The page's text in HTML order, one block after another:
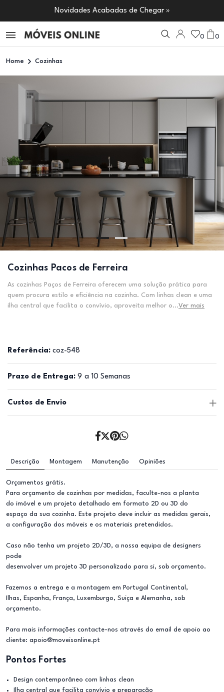
Novidades Acabadas de Chegar »
0 0
Home Cozinhas
Cozinhas Pacos de Ferreira
As cozinhas Paços de Ferreira oferecem uma solução prática para
quem procura estilo e eficiência na cozinha. Com linhas clean e uma
ilha central que facilita o convívio, aproveita melhor o...Ver mais
Referência: coz-548
Prazo de Entrega: 9 a 10 Semanas
Custos de Envio
Descrição Montagem Manutenção Opiniões
Orçamentos grátis.
Para orçamento de cozinhas por medidas, faculte-nos a planta
do imóvel e um projeto detalhado em formato 2D ou 3D do
espaço da sua cozinha. Este projeto deve incluir as medidas gerais,
a configuração dos móveis e os materiais pretendidos.
Caso não tenha um projeto 2D/3D, a nossa equipa de designers
pode
desenvolver um projeto 3D personalizado para si, sob orçamento.
Fazemos a entrega e a montagem em Portugal Continental,
Ilhas, Espanha, França, Luxemburgo, Suiça e Alemanha, sob
orçamento.
Para mais informações contacte-nos através do email de apoio ao
cliente: apoio@moveisonline.pt
Pontos Fortes
Design contemporâneo com linhas clean
Ilha central que facilita convívio e preparação